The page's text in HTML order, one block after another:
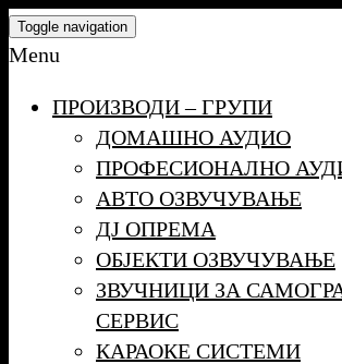
Skip
to
content
Toggle navigation
Menu
ПРОИЗВОДИ – ГРУПИ
ДОМАШНО АУДИО
ПРОФЕСИОНАЛНО
АВТО ОЗВУЧУВАЊЕ
ДЈ ОПРЕМА
ОБЈЕКТИ ОЗВУЧУВАЊЕ
ЗВУЧНИЦИ ЗА
СЕРВИС
КАРАОКЕ СИСТЕМИ